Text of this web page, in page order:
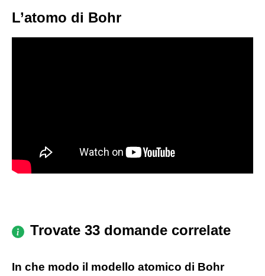
L’atomo di Bohr
Trovate 33 domande correlate
In che modo il modello atomico di Bohr